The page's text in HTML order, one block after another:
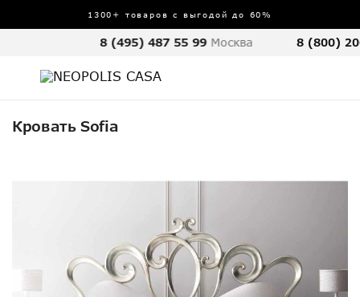
1300+ товаров с выгодой до 60%
8 (495) 487 55 99 Москва 8 (800)
Кровать Sofia